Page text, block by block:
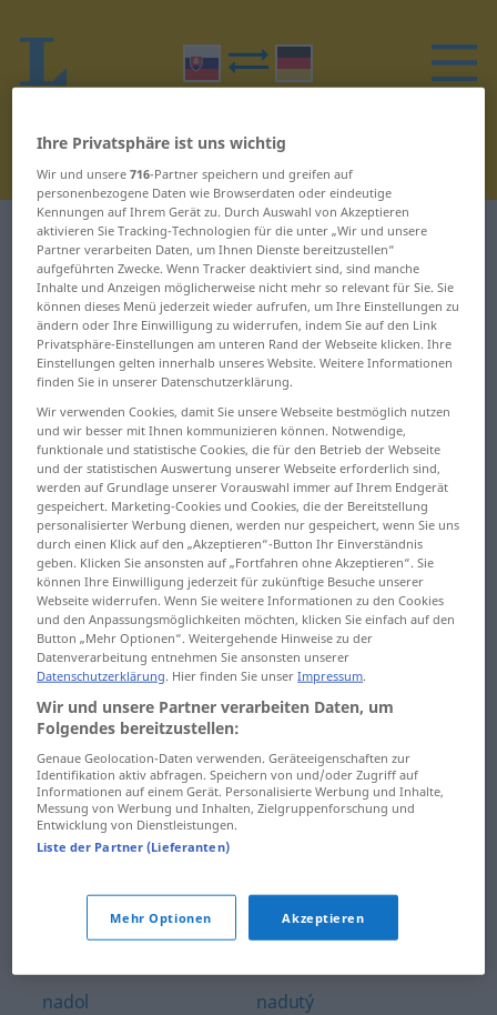
Slowakisch-Deutsch Wörterbuch N 2
Wörter auf Slowakisch, die mit N
beginnen – nadbytočný ...
nadutý
nadbytočný
nadchnúť
nadchádzať
nadhadzovať
nadhodiť
nadjazd
nadlho
nadmerný
nadmieru
nadnes
nadobro
nadol
nadpis
nadpolovičný
nadporučík
nadpočetný
nadpriemerný
nadprirodzený
nadpráca
nadradený
nadriadený
nadstavba
nadutý
Ihre Privatsphäre ist uns wichtig
Wir und unsere716-Partner speichern und greifen auf
personenbezogene Daten wie Browserdaten oder eindeutige
Kennungen auf Ihrem Gerät zu. Durch Auswahl von Akzeptieren
aktivieren Sie Tracking-Technologien für die unter „Wir und unsere
Partner verarbeiten Daten, um Ihnen Dienste bereitzustellen“
aufgeführten Zwecke. Wenn Tracker deaktiviert sind, sind manche
Inhalte und Anzeigen möglicherweise nicht mehr so relevant für Sie. Sie
können dieses Menü jederzeit wieder aufrufen, um Ihre Einstellungen zu
ändern oder Ihre Einwilligung zu widerrufen, indem Sie auf den Link
Privatsphäre-Einstellungen am unteren Rand der Webseite klicken. Ihre
Einstellungen gelten innerhalb unseres Website. Weitere Informationen
finden Sie in unserer Datenschutzerklärung.
Wir verwenden Cookies, damit Sie unsere Webseite bestmöglich nutzen
und wir besser mit Ihnen kommunizieren können. Notwendige,
funktionale und statistische Cookies, die für den Betrieb der Webseite
und der statistischen Auswertung unserer Webseite erforderlich sind,
werden auf Grundlage unserer Vorauswahl immer auf Ihrem Endgerät
gespeichert. Marketing-Cookies und Cookies, die der Bereitstellung
personalisierter Werbung dienen, werden nur gespeichert, wenn Sie uns
durch einen Klick auf den „Akzeptieren“-Button Ihr Einverständnis
geben. Klicken Sie ansonsten auf „Fortfahren ohne Akzeptieren“. Sie
können Ihre Einwilligung jederzeit für zukünftige Besuche unserer
Webseite widerrufen. Wenn Sie weitere Informationen zu den Cookies
und den Anpassungsmöglichkeiten möchten, klicken Sie einfach auf den
Button „Mehr Optionen“. Weitergehende Hinweise zu der
Datenverarbeitung entnehmen Sie ansonsten unserer
Datenschutzerklärung. Hier finden Sie unserImpressum.
Wir und unsere Partner verarbeiten Daten, um
Folgendes bereitzustellen:
Genaue Geolocation-Daten verwenden. Geräteeigenschaften zur
Identifikation aktiv abfragen. Speichern von und/oder Zugriff auf
Informationen auf einem Gerät. Personalisierte Werbung und Inhalte,
Messung von Werbung und Inhalten, Zielgruppenforschung und
Entwicklung von Dienstleistungen.
Liste der Partner (Lieferanten)
Mehr Optionen Akzeptieren